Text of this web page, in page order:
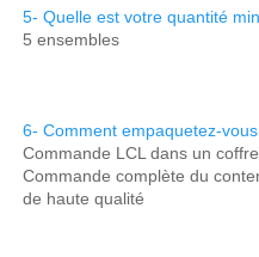
5- Quelle est votre quantité
5 ensembles
6- Comment empaquetez-
Commande LCL dans un
Commande complète du
de haute qualité